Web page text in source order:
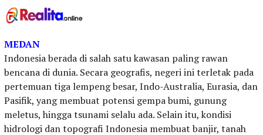
MEDAN
Indonesia berada di salah satu kawasan paling rawan
bencana di dunia. Secara geografis, negeri ini terletak pada
pertemuan tiga lempeng besar, Indo-Australia, Eurasia, dan
Pasifik, yang membuat potensi gempa bumi, gunung
meletus, hingga tsunami selalu ada. Selain itu, kondisi
hidrologi dan topografi Indonesia membuat banjir, tanah